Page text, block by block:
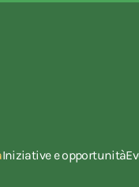
Iniziative e opportunità